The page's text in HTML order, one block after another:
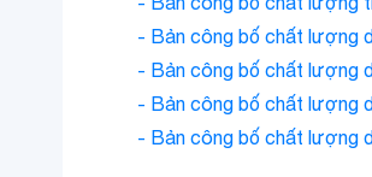
- Bản công bố chất lượng
- Bản công bố chất lượng
- Bản công bố chất lượng
- Bản công bố chất lượng